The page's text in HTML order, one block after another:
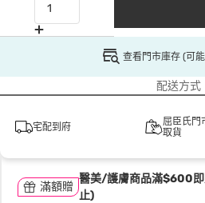
查看門市庫存 (可
配送方式
宅配到府
屈臣氏門
取貨
滿額贈
醫美/護膚商品滿$600即
止)